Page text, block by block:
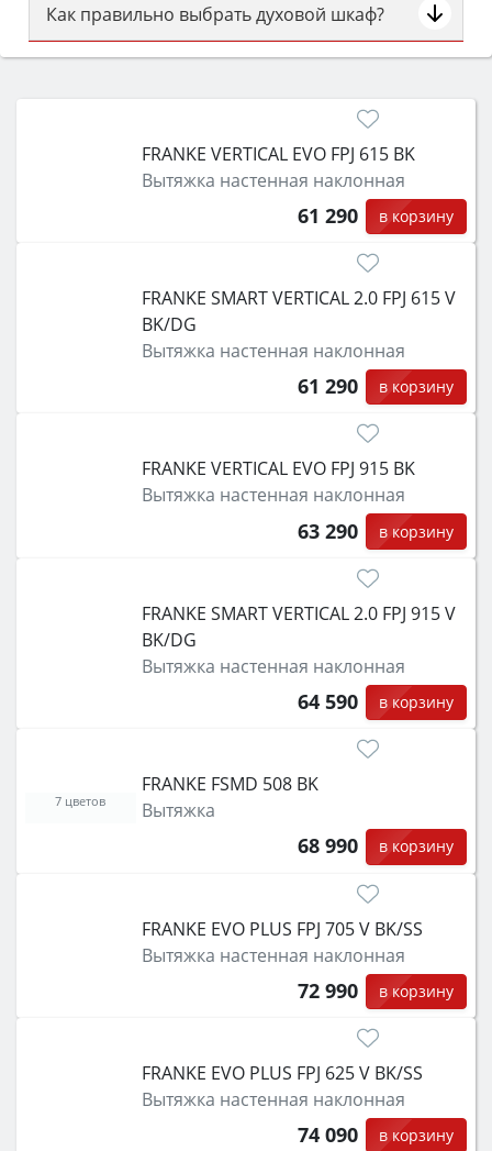
Как правильно выбрать духовой шкаф?
Сначала определитесь с типом (газовый или
затем смотрите на объём 50–70 л для семьи,
функции (конвекция, гриль, самоочистка,
защита от детей).
FRANKE VERTICAL EVO FPJ 615 BK
Вытяжка настенная наклонная
61 290 в корзину
FRANKE SMART VERTICAL 2.0 FPJ 615 V
BK/DG
Вытяжка настенная наклонная
61 290 в корзину
FRANKE VERTICAL EVO FPJ 915 BK
Вытяжка настенная наклонная
63 290 в корзину
FRANKE SMART VERTICAL 2.0 FPJ 915 V
BK/DG
Вытяжка настенная наклонная
64 590 в корзину
FRANKE FSMD 508 BK
Вытяжка
68 990 в корзину
7 цветов
FRANKE EVO PLUS FPJ 705 V BK/SS
Вытяжка настенная наклонная
72 990 в корзину
FRANKE EVO PLUS FPJ 625 V BK/SS
Вытяжка настенная наклонная
74 090 в корзину